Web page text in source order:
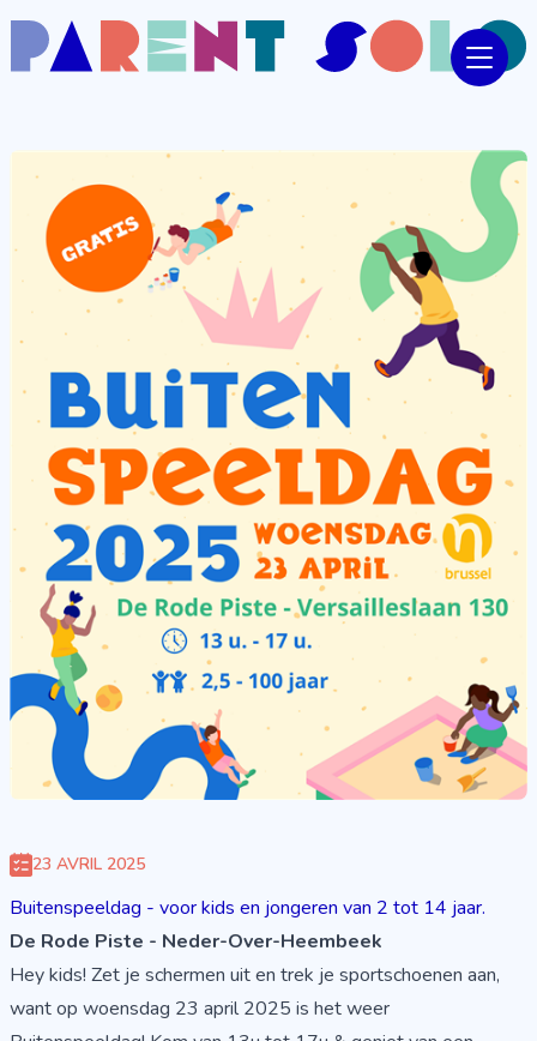
23 AVRIL 2025
Buitenspeeldag - voor kids en jongeren van 2 tot 14 jaar.
De Rode Piste - Neder-Over-Heembeek
Hey kids! Zet je schermen uit en trek je sportschoenen aan,
want op woensdag 23 april 2025 is het weer